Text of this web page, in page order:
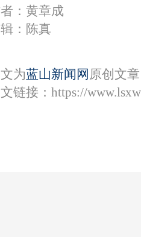
：黄章成
：陈真
为蓝山新闻网 原创文
链接： https://